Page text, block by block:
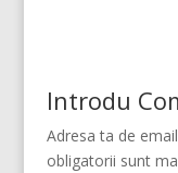
Introdu
Adresa ta de
obligatorii sunt